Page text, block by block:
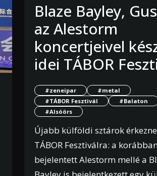
Blaze Bayley,
az Alestorm
koncertjeivel
idei TÁBOR
#zeneipar
#metal
#TÁBOR Fesztivál
#Balaton
#Alsóörs
Újabb külföldi sztárok
TÁBOR Fesztiválra: a
bejelentett Alestorm mellé a